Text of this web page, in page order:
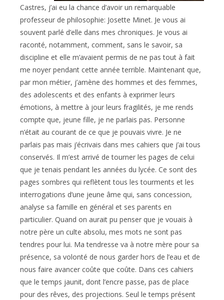
Castres, j’ai eu la chance d’avoir un remarquable
professeur de philosophie: Josette Minet. Je vous ai
souvent parlé d’elle dans mes chroniques. Je vous ai
raconté, notamment, comment, sans le savoir, sa
discipline et elle m’avaient permis de ne pas tout à fait
me noyer pendant cette année terrible. Maintenant que,
par mon métier, j’amène des hommes et des femmes,
des adolescents et des enfants à exprimer leurs
émotions, à mettre à jour leurs fragilités, je me rends
compte que, jeune fille, je ne parlais pas. Personne
n’était au courant de ce que je pouvais vivre. Je ne
parlais pas mais j’écrivais dans mes cahiers que j’ai tous
conservés. Il m’est arrivé de tourner les pages de celui
que je tenais pendant les années du lycée. Ce sont des
pages sombres qui reflètent tous les tourments et les
interrogations d’une jeune âme qui, sans concession,
analyse sa famille en général et ses parents en
particulier. Quand on aurait pu penser que je vouais à
notre père un culte absolu, mes mots ne sont pas
tendres pour lui. Ma tendresse va à notre mère pour sa
présence, sa volonté de nous garder hors de l’eau et de
nous faire avancer coûte que coûte. Dans ces cahiers
que le temps jaunit, dont l’encre passe, pas de place
pour des rêves, des projections. Seul le temps présent